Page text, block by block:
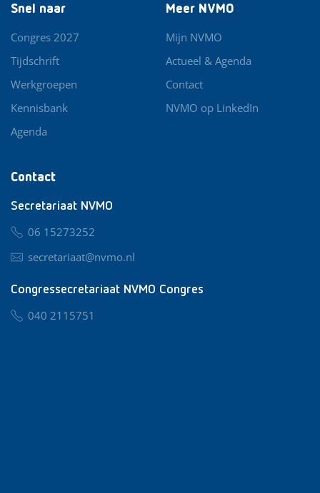
Contact
Secretariaat NVMO
06 15273252
secretariaat@nvmo.nl
Congressecretariaat NVMO Congres
040 2115751
Snel naar
Congres 2027
Tijdschrift
Werkgroepen
Kennisbank
Agenda
Meer NVMO
Mijn NVMO
Actueel & Agenda
Contact
NVMO op LinkedIn